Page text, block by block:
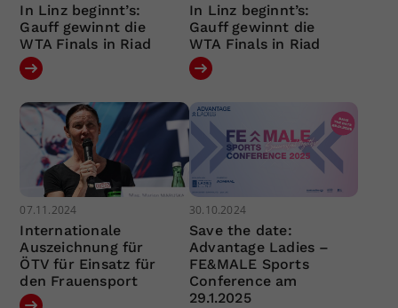
In Linz beginnt’s:
Gauff gewinnt die
WTA Finals in Riad
In Linz beginnt’s:
Gauff gewinnt die
WTA Finals in Riad
07.11.2024
Internationale
Auszeichnung für
ÖTV für Einsatz für
den Frauensport
30.10.2024
Save the date:
Advantage Ladies –
FE&MALE Sports
Conference am
29.1.2025